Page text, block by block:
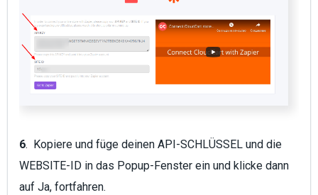
6. Kopiere und füge deinen API-SCHLÜSSEL und die
WEBSITE-ID in das Popup-Fenster ein und klicke dann
auf Ja, fortfahren.